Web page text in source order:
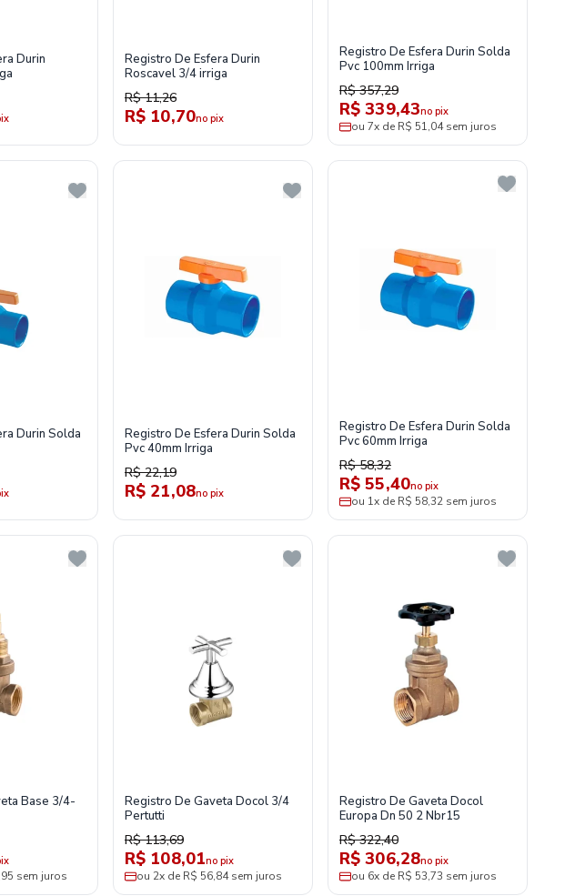
Durin
Registro De Esfera Durin
Roscavel 3/4 irriga
R$ 11,26
R$ 10,70no pix
Registro De Esfera Durin Solda
Pvc 100mm Irriga
R$ 357,29
R$ 339,43no pix
ou 7x de R$ 51,04 sem juros
Durin Solda
Registro De Esfera Durin Solda
Pvc 40mm Irriga
R$ 22,19
R$ 21,08no pix
Registro De Esfera Durin Solda
Pvc 60mm Irriga
R$ 58,32
R$ 55,40no pix
ou 1x de R$ 58,32 sem juros
Base 3/4-
sem juros
Registro De Gaveta Docol 3/4
Pertutti
R$ 113,69
R$ 108,01no pix
ou 2x de R$ 56,84 sem juros
Registro De Gaveta Docol
Europa Dn 50 2 Nbr15
R$ 322,40
R$ 306,28no pix
ou 6x de R$ 53,73 sem juros